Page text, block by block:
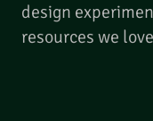
design
resources we